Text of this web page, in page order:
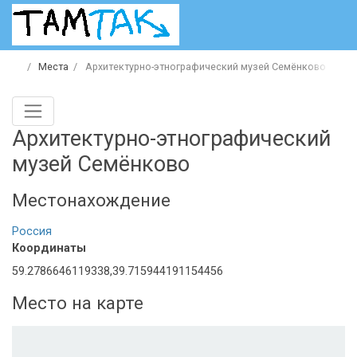
Места Архитектурно-этнографический музей Семёнково
Архитектурно-этнографический
музей Семёнково
Местонахождение
Россия
Координаты
59.2786646119338,39.715944191154456
Место на карте